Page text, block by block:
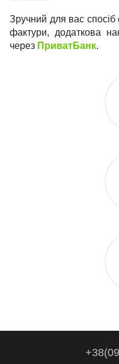
Зручний для вас спосіб
фактури, додаткова
через ПриватБанк.